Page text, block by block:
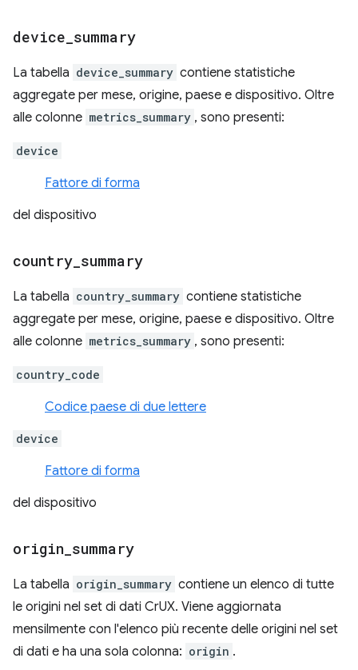
device summary
La tabella device_summary contiene statistiche
aggregate per mese, origine, paese e dispositivo. Oltre
alle colonne metrics_summary , sono presenti:
device
Fattore di forma
del dispositivo
country summary
La tabella country_summary contiene statistiche
aggregate per mese, origine, paese e dispositivo. Oltre
alle colonne metrics_summary , sono presenti:
country_code
Codice paese di due lettere
device
Fattore di forma
del dispositivo
origin summary
La tabella origin_summary contiene un elenco di tutte
le origini nel set di dati CrUX. Viene aggiornata
mensilmente con l'elenco più recente delle origini nel set
di dati e ha una sola colonna: origin .